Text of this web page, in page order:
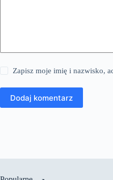
Zapisz moje imię i nazwisko,
Dodaj komentarz